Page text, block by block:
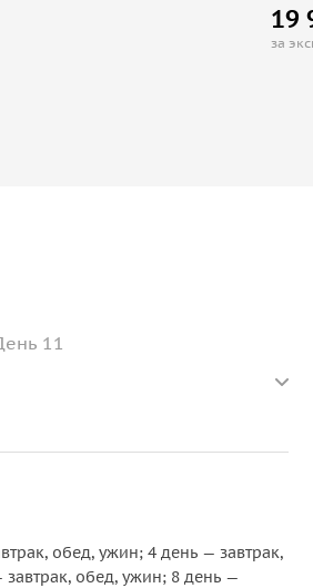
19
за
11
обед, ужин; 4 день — завтрак,
обед, ужин; 8 день —